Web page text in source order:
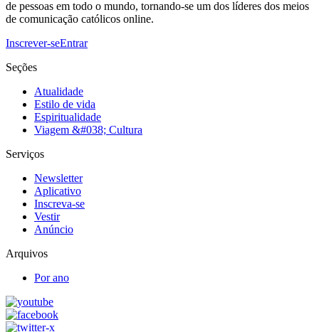
de pessoas em todo o mundo, tornando-se um dos líderes dos meios
de comunicação católicos online.
Inscrever-seEntrar
Seções
Atualidade
Estilo de vida
Espiritualidade
Viagem &#038; Cultura
Serviços
Newsletter
Aplicativo
Inscreva-se
Vestir
Anúncio
Arquivos
Por ano